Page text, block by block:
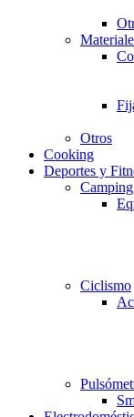
Otros
Cooking
Deportes y
Ciclismo